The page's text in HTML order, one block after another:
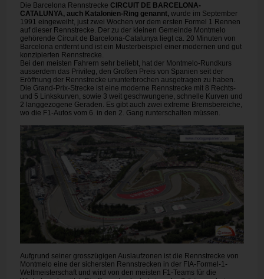
Die Barcelona Rennstrecke CIRCUIT DE BARCELONA-
CATALUNYA, auch Katalonien-Ring genannt,wurde im September
1991 eingeweiht, just zwei Wochen vor dem ersten Formel 1 Rennen
auf dieser Rennstrecke. Der zu der kleinen Gemeinde Montmelo
gehörende Circuit de Barcelona-Catalunya liegt ca. 20 Minuten von
Barcelona entfernt und ist ein Musterbeispiel einer modernen und gut
konzipierten Rennstrecke.
Bei den meisten Fahrern sehr beliebt, hat der Montmelo-Rundkurs
ausserdem das Privileg, den Großen Preis von Spanien seit der
Eröffnung der Rennstrecke ununterbrochen ausgetragen zu haben.
Die Grand-Prix-Strecke ist eine moderne Rennstrecke mit 8 Rechts-
und 5 Linkskurven, sowie 3 weit geschwungene, schnelle Kurven und
2 langgezogene Geraden. Es gibt auch zwei extreme Bremsbereiche,
wo die F1-Autos vom 6. in den 2. Gang runterschalten müssen.
Aufgrund seiner grosszügigen Auslaufzonen ist die Rennstrecke von
Montmelo eine der sichersten Rennstrecken in der FIA-Formel-1-
Weltmeisterschaft und wird von den meisten F1-Teams für die